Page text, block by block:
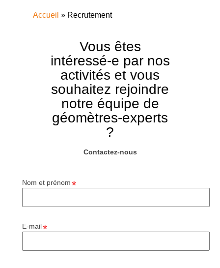
Accueil » Recrutement
Vous êtes
intéressé-e par nos
activités et vous
souhaitez rejoindre
notre équipe de
géomètres-experts
?
Contactez-nous
Nom et prénom
E-mail